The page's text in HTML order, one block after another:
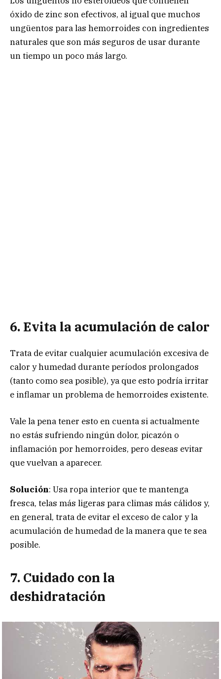
óxido de zinc son efectivos, al igual que muchos
ungüentos para las hemorroides con ingredientes
naturales que son más seguros de usar durante
un tiempo un poco más largo.
6. Evita la acumulación de calor
Trata de evitar cualquier acumulación excesiva de
calor y humedad durante períodos prolongados
(tanto como sea posible), ya que esto podría irritar
e inflamar un problema de hemorroides existente.
Vale la pena tener esto en cuenta si actualmente
no estás sufriendo ningún dolor, picazón o
inflamación por hemorroides, pero deseas evitar
que vuelvan a aparecer.
Solución: Usa ropa interior que te mantenga
fresca, telas más ligeras para climas más cálidos y,
en general, trata de evitar el exceso de calor y la
acumulación de humedad de la manera que te sea
posible.
7. Cuidado con la
deshidratación